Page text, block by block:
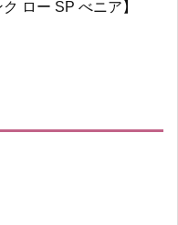
ロー SP べニア】